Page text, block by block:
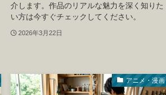
介します。作品のリアルな魅力を深く知りた
い方は今すぐチェックしてください。
2026年3月22日
アニメ・漫画